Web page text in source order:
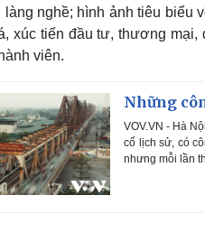
làng nghề; hình ảnh tiêu biểu
xúc tiến đầu tư, thương mại,
viên.
Những
VOV.VN - Hà
cố lịch sử, có
nhưng mỗi lần